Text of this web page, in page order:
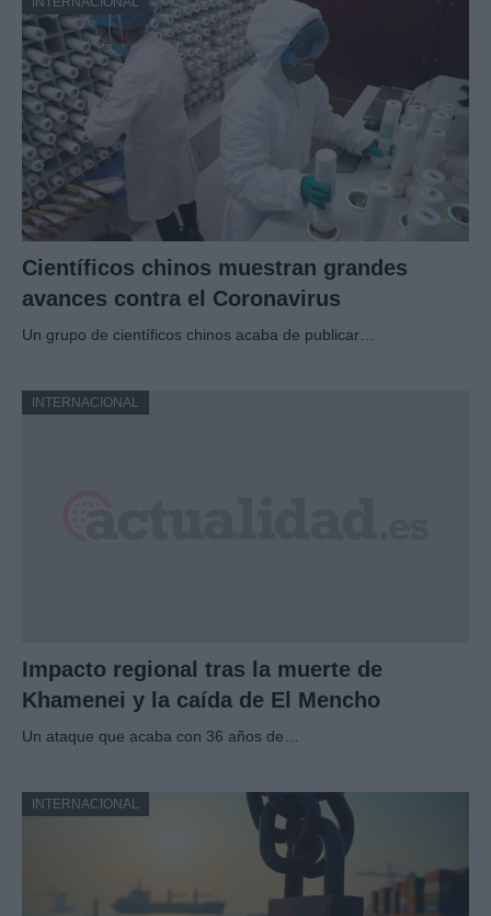
Científicos chinos muestran grandes
avances contra el Coronavirus
Un grupo de científicos chinos acaba de publicar…
INTERNACIONAL
Impacto regional tras la muerte de
Khamenei y la caída de El Mencho
Un ataque que acaba con 36 años de…
INTERNACIONAL